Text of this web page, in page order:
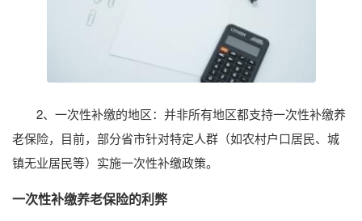
2、一次性补缴的地区：并非所有地区都支持一次性补缴养
老保险，目前，部分省市针对特定人群（如农村户口居民、城
镇无业居民等）实施一次性补缴政策。
一次性补缴养老保险的利弊